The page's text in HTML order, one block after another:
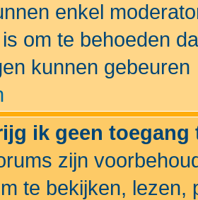
enkel
om te behoeden
kunnen gebeuren
ik geen
zijn
te bekijken, lezen,